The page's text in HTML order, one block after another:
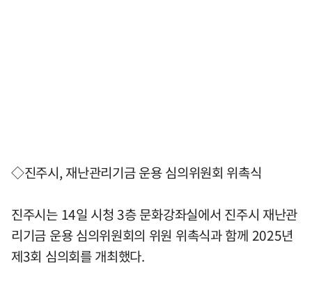
◇진주시, 재난관리기금 운용 심의위원회 위촉식
진주시는 14일 시청 3층 문화강좌실에서 진주시 재난관
리기금 운용 심의위원회의 위원 위촉식과 함께 2025년
제3회 심의회를 개최했다.